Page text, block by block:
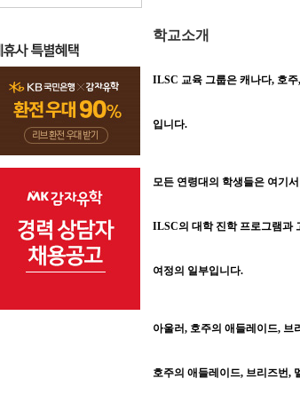
학교소개
ILSC 교육 그룹은 캐나다, 호
입니다.
모든 연령대의 학생들은 여기
ILSC의 대학 진학 프로그램과
여정의 일부입니다.
아울러, 호주의 애들레이드,
호주의 애들레이드, 브리즈번,